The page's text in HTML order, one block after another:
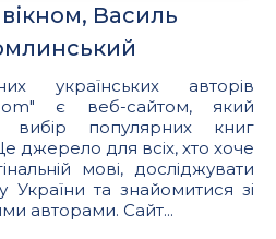
Василь
українських авторів
є веб-сайтом, який
популярних книг
джерело для всіх, хто хоче
мові, досліджувати
України та знайомитися зі
авторами. Сайт...